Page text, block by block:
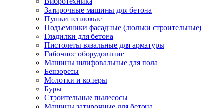
Затирочные машины для бетона
Пушки тепловые
Подъемники фасадные (люльки строительные)
Гладилки для бетона
Пистолеты вязальные для арматуры
Гибочное оборудование
Машины шлифовальные для пола
Бензорезы
Молотки и коперы
Буры
Строительные пылесосы
Машины затирочные для бетона